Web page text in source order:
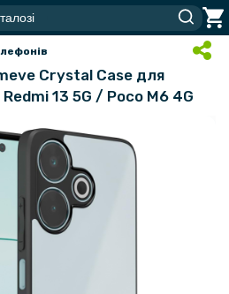
Crystal Case для
13 5G / Poco M6 4G